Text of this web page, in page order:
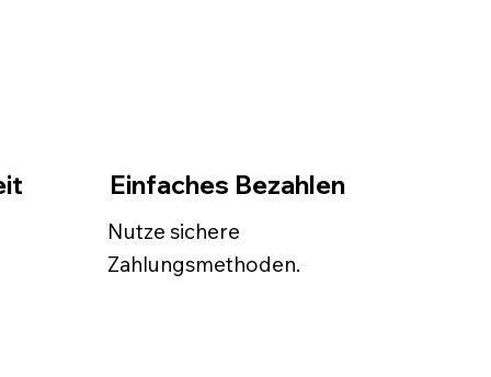
Einfaches Bezahlen
Nutze sichere
Zahlungsmethoden.